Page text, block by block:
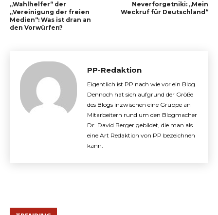
„Wahlhelfer“ der
„Vereinigung der freien
Medien“: Was ist dran an
den Vorwürfen?
Neverforgetniki: „Mein
Weckruf für Deutschland“
PP-Redaktion
Eigentlich ist PP nach wie vor ein Blog.
Dennoch hat sich aufgrund der Größe
des Blogs inzwischen eine Gruppe an
Mitarbeitern rund um den Blogmacher
Dr. David Berger gebildet, die man als
eine Art Redaktion von PP bezeichnen
kann.